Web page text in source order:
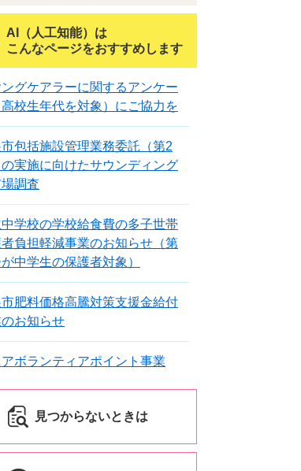
AI（人工知能）は
こんなページをおすすめします
ングケアラーに関するアンケー
高校生年代を対象）にご協力を
包括施設管理業務委託（第2
実施に向けたサウンディング
調査
学校の学校給食費の多子世帯
負担軽減事業のお知らせ（第
が中学生の保護者対象）
肥料価格高騰対策支援金給付
お知らせ
アボランティアポイント事業
見つからないときは